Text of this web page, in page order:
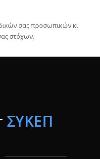
σας προσωπικών κι
στόχων.
ΣΥΚΕΠ